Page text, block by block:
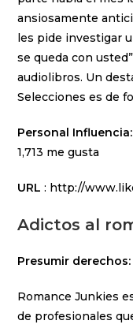
ansiosamente
les pide investigar
se queda con
audiolibros. Un
Selecciones es de
Personal Influencia:
1,713 me gusta
URL: http://
Adictos al
Presumir
Romance Junkies
de profesionales